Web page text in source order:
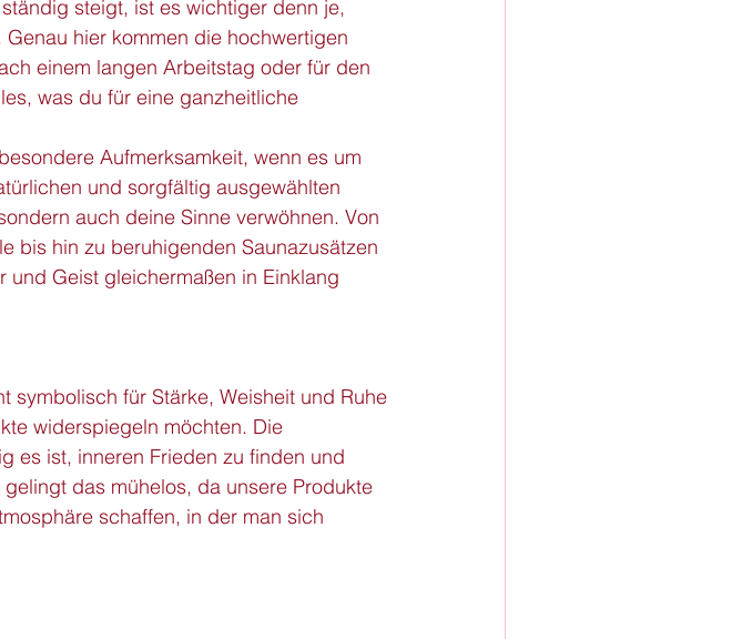
steigt, ist es wichtiger denn je,
hier kommen die hochwertigen
einem langen Arbeitstag oder für den
was du für eine ganzheitliche
Aufmerksamkeit, wenn es um
und sorgfältig ausgewählten
auch deine Sinne verwöhnen. Von
bis hin zu beruhigenden Saunazusätzen
Geist gleichermaßen in Einklang
symbolisch für Stärke, Weisheit und Ruhe
widerspiegeln möchten. Die
es ist, inneren Frieden zu finden und
das mühelos, da unsere Produkte
schaffen, in der man sich